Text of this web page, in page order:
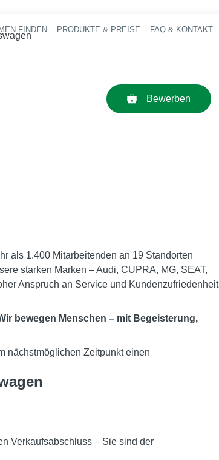
Haupt-Navigation
FINDEN PRODUKTE & PREISE FAQ & KONTAKT
Bewerben
als 1.400 Mitarbeitenden an 19 Standorten
starken Marken – Audi, CUPRA, MG, SEAT,
Anspruch an Service und Kundenzufriedenheit
bewegen Menschen – mit Begeisterung,
nächstmöglichen Zeitpunkt einen
Verkaufsabschluss – Sie sind der